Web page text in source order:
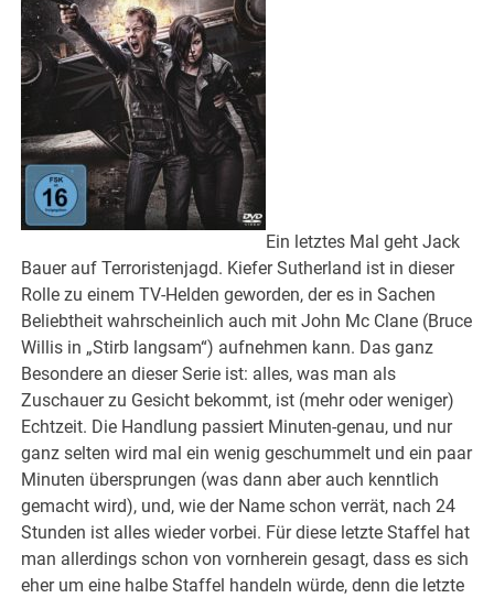
Ein letztes Mal geht Jack
Bauer auf Terroristenjagd. Kiefer Sutherland ist in dieser
Rolle zu einem TV-Helden geworden, der es in Sachen
Beliebtheit wahrscheinlich auch mit John Mc Clane (Bruce
Willis in „Stirb langsam“) aufnehmen kann. Das ganz
Besondere an dieser Serie ist: alles, was man als
Zuschauer zu Gesicht bekommt, ist (mehr oder weniger)
Echtzeit. Die Handlung passiert Minuten-genau, und nur
ganz selten wird mal ein wenig geschummelt und ein paar
Minuten übersprungen (was dann aber auch kenntlich
gemacht wird), und, wie der Name schon verrät, nach 24
Stunden ist alles wieder vorbei. Für diese letzte Staffel hat
man allerdings schon von vornherein gesagt, dass es sich
eher um eine halbe Staffel handeln würde, denn die letzte